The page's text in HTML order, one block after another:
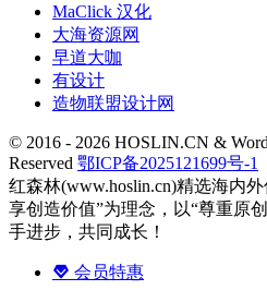
MaClick 汉化
大海资源网
早道大咖
有设计
造物联盟设计网
© 2016 - 2026 HOSLIN.CN &
Reserved 鄂ICP备2025121699号-1
红森林(www.hoslin.cn)精选海内
享创造价值”为理念，以“尊重原
手进步，共同成长！
会员特惠